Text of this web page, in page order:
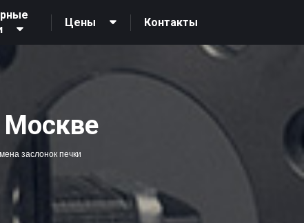
Цены Контакты
Москве
заслонок печки